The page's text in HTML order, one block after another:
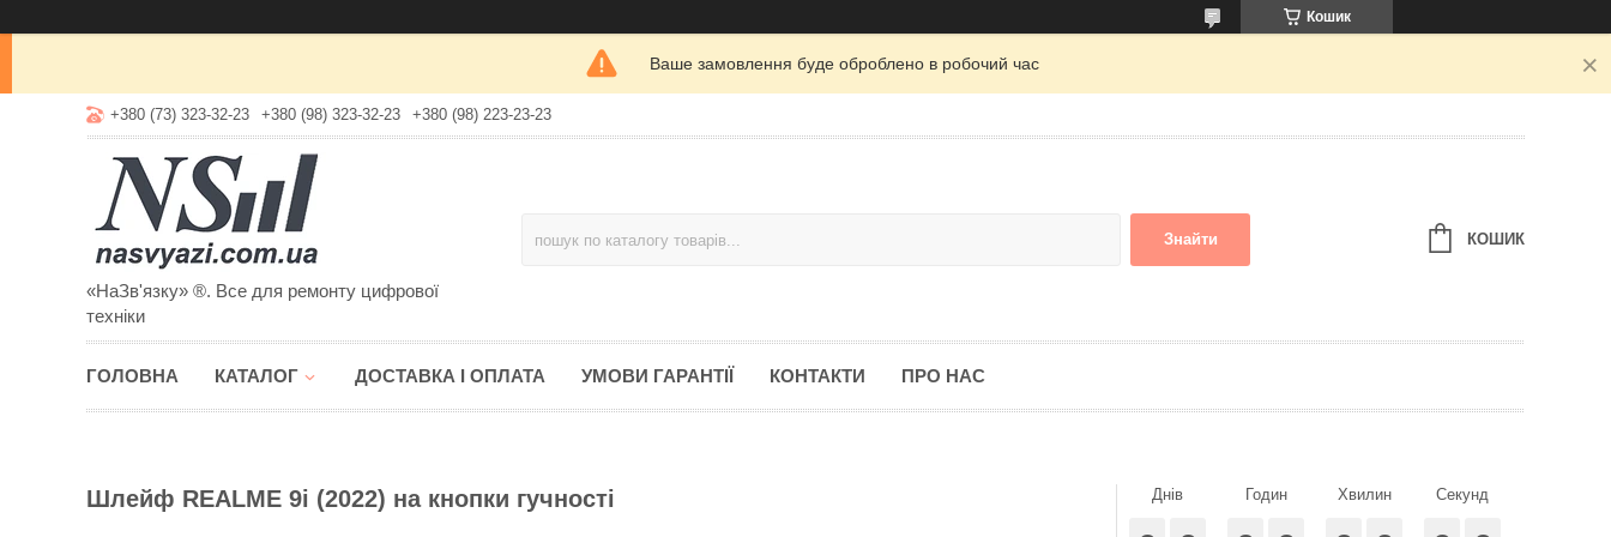
Кошик
Ваше замовлення буде оброблено в робочий час
+380 (73) 323-32-23 +380 (98) 323-32-23 +380 (98) 223-23-23
«НаЗв'язку» ®. Все для ремонту цифрової
техніки
Знайти КОШИК
ГОЛОВНА КАТАЛОГ ДОСТАВКА І ОПЛАТА УМОВИ ГАРАНТІЇ КОНТАКТИ ПРО НАС
Шлейф REALME 9i (2022) на кнопки гучності Днів Годин Хвилин Секунд